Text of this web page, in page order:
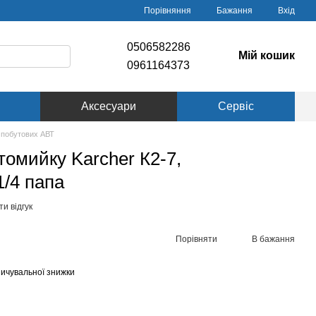
Порівняння Бажання Вхід
0506582286
0961164373
Мій кошик
Аксесуари Сервіс
АВТ
Karcher К2-7,
4 папа
відгук
Порівняти В бажання
знижки